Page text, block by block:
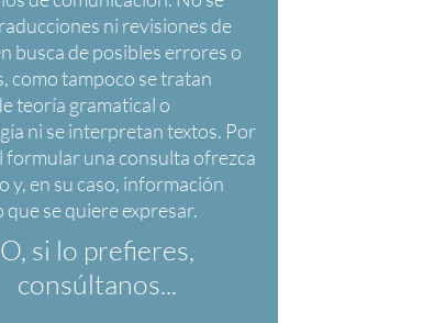
O, si lo prefieres,
consúltanos...